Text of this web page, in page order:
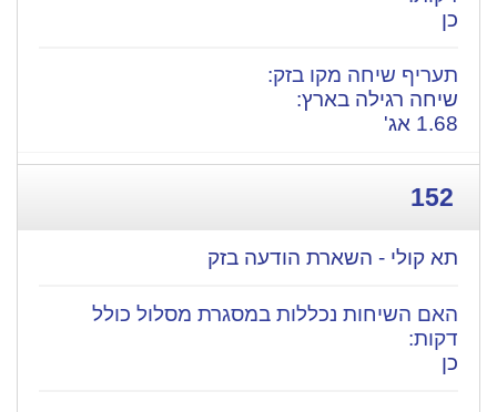
כן
​שיחה רגילה בארץ:
1.68 אג'
152
תא קולי - השארת הודעה בזק
כן